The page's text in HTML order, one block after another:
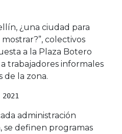
¿una ciudad para
colectivos
a la Plaza Botero
trabajadores informales
de la zona.
2021
administración
definen programas